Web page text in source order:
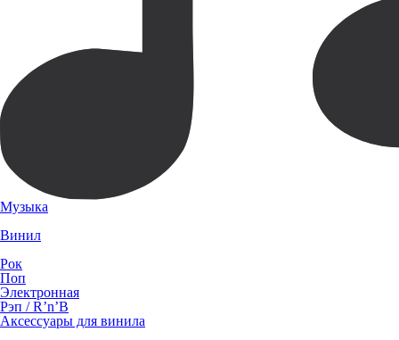
Музыка
Винил
Рок
Поп
Электронная
Рэп / R’n’B
Аксессуары для винила